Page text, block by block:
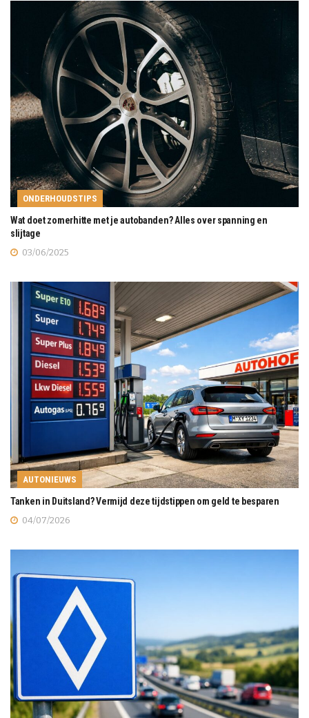
ONDERHOUDSTIPS
Wat doet zomerhitte met je autobanden? Alles over spanning en
slijtage
03/06/2025
AUTONIEUWS
Tanken in Duitsland? Vermijd deze tijdstippen om geld te besparen
04/07/2026